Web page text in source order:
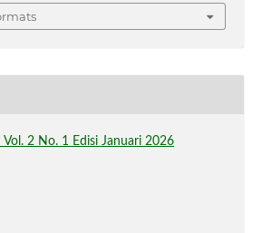
2 No. 1 Edisi Januari 2026